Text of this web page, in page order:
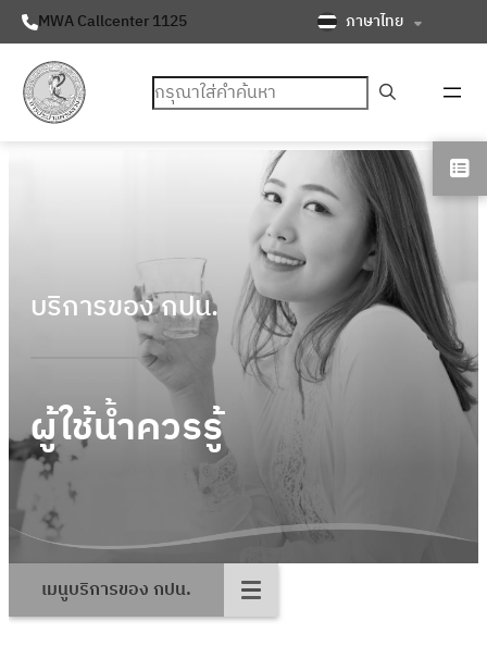
MWA Callcenter 1125 ภาษาไทย
ค้นหา
บริการของ กปน.
ผู้ใช้น้ำควรรู้
เมนูบริการของ กปน.